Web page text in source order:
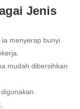
Jenis
menyerap bunyi
mudah dibersihkan